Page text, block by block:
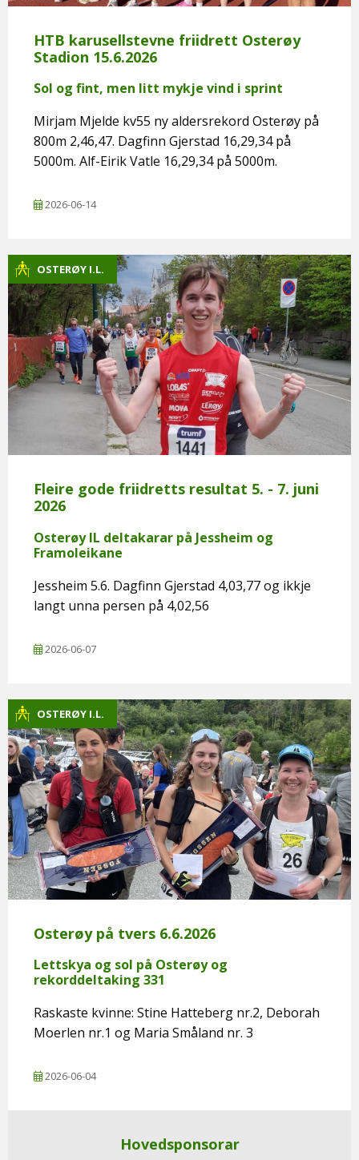
HTB karusellstevne friidrett Osterøy
Stadion 15.6.2026
Sol og fint, men litt mykje vind i sprint
Mirjam Mjelde kv55 ny aldersrekord Osterøy på
800m 2,46,47. Dagfinn Gjerstad 16,29,34 på
5000m. Alf-Eirik Vatle 16,29,34 på 5000m.
2026-06-14
OSTERØY I.L.
Fleire gode friidretts resultat 5. - 7. juni
2026
Osterøy IL deltakarar på Jessheim og
Framoleikane
Jessheim 5.6. Dagfinn Gjerstad 4,03,77 og ikkje
langt unna persen på 4,02,56
2026-06-07
OSTERØY I.L.
Osterøy på tvers 6.6.2026
Lettskya og sol på Osterøy og
rekorddeltaking 331
Raskaste kvinne: Stine Hatteberg nr.2, Deborah
Moerlen nr.1 og Maria Småland nr. 3
2026-06-04
Hovedsponsorar